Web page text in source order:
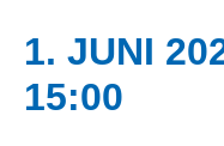
1. JUNI
15:00